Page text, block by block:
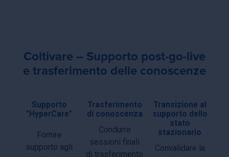
Coltivare – Supporto post-go-live
e trasferimento delle conoscenze
Supporto
"HyperCare"
Fornire
supporto agli
Trasferimento
di conoscenza
Condurre
sessioni finali
di trasferimento
Transizione al
supporto dello
stato
stazionario
Convalidare la